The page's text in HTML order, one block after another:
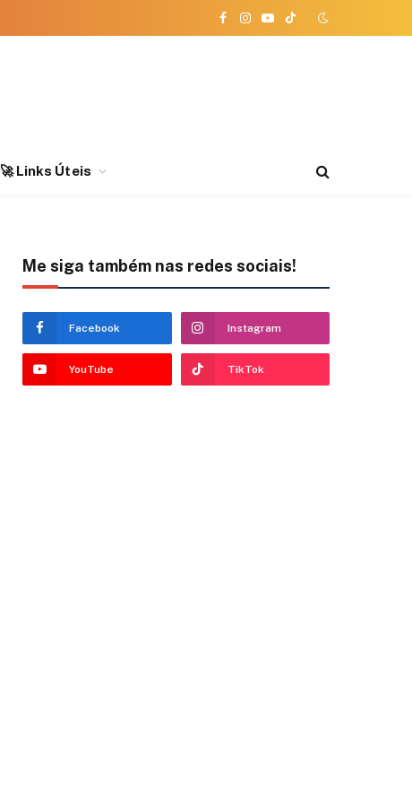
Facebook
Instagram
YouTubeTikTok
🚀 Links Úteis
Me siga também nas redes sociais!
Facebook Instagram
YouTube TikTok